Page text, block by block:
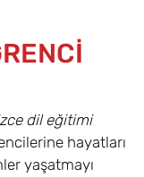
dil eğitimi
hayatları
yaşatmayı